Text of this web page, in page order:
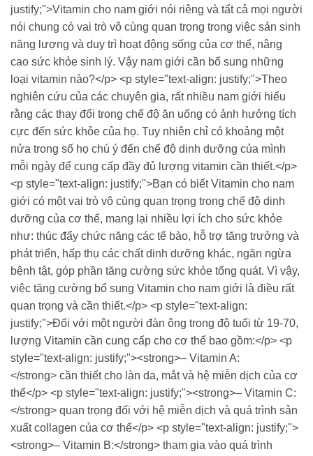
justify;">Vitamin cho nam giới nói riêng và tất cả mọi người
nói chung có vai trò vô cùng quan trọng trong việc sản sinh
năng lượng và duy trì hoạt động sống của cơ thể, nâng
cao sức khỏe sinh lý. Vậy nam giới cần bổ sung những
loại vitamin nào?</p> <p style="text-align: justify;">Theo
nghiên cứu của các chuyên gia, rất nhiều nam giới hiểu
rằng các thay đổi trong chế độ ăn uống có ảnh hưởng tích
cực đến sức khỏe của họ. Tuy nhiên chỉ có khoảng một
nửa trong số họ chú ý đến chế độ dinh dưỡng của mình
mỗi ngày để cung cấp đầy đủ lượng vitamin cần thiết.</p>
<p style="text-align: justify;">Bạn có biết Vitamin cho nam
giới có một vai trò vô cùng quan trọng trong chế độ dinh
dưỡng của cơ thể, mang lại nhiều lợi ích cho sức khỏe
như: thúc đẩy chức năng các tế bào, hỗ trợ tăng trưởng và
phát triển, hấp thụ các chất dinh dưỡng khác, ngăn ngừa
bệnh tật, góp phần tăng cường sức khỏe tổng quát. Vì vậy,
việc tăng cường bổ sung Vitamin cho nam giới là điều rất
quan trọng và cần thiết.</p> <p style="text-align:
justify;">Đối với một người đàn ông trong độ tuổi từ 19-70,
lượng Vitamin cần cung cấp cho cơ thể bao gồm:</p> <p
style="text-align: justify;"><strong>– Vitamin A:
</strong> cần thiết cho làn da, mắt và hệ miễn dịch của cơ
thể</p> <p style="text-align: justify;"><strong>– Vitamin C:
</strong> quan trọng đối với hệ miễn dịch và quá trình sản
xuất collagen của cơ thể</p> <p style="text-align: justify;">
<strong>– Vitamin B:</strong> tham gia vào quá trình